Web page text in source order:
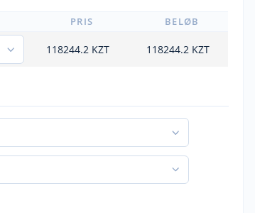
PRIS BELØB
118244.2KZT 118244.2KZT